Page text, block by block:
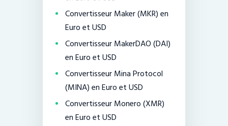
Convertisseur Maker (MKR) en
Euro et USD
Convertisseur MakerDAO (DAI)
en Euro et USD
Convertisseur Mina Protocol
(MINA) en Euro et USD
Convertisseur Monero (XMR)
en Euro et USD